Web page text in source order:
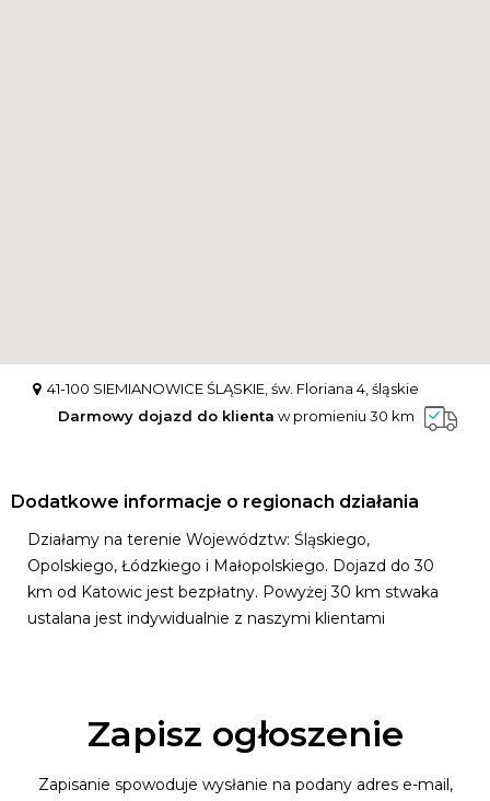
41-100 SIEMIANOWICE ŚLĄSKIE, św. Floriana 4, śląskie
Darmowy dojazd do klienta w promieniu 30 km
Dodatkowe informacje o regionach działania
Działamy na terenie Województw: Śląskiego,
Opolskiego, Łódzkiego i Małopolskiego. Dojazd do 30
km od Katowic jest bezpłatny. Powyżej 30 km stwaka
ustalana jest indywidualnie z naszymi klientami
Zapisz ogłoszenie
Zapisanie spowoduje wysłanie na podany adres e-mail,